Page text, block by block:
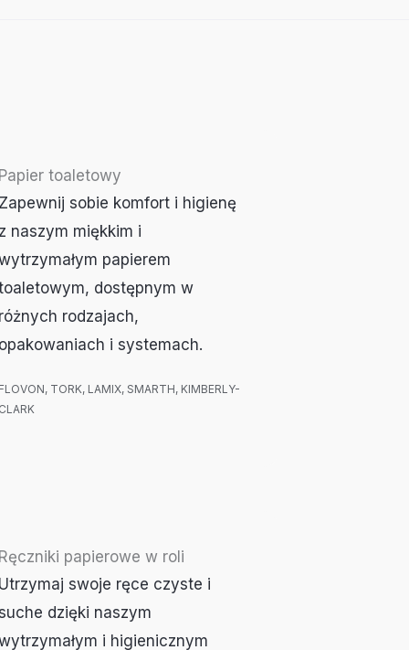
toaletowy
sobie komfort i higienę
naszym miękkim i
papierem
dostępnym w
rodzajach,
i systemach.
TORK, LAMIX, SMARTH, KIMBERLY-
papierowe w roli
swoje ręce czyste i
dzięki naszym
i higienicznym